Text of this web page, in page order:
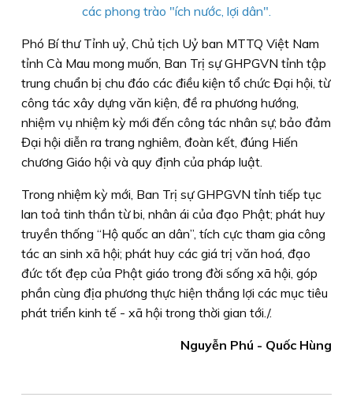
các phong trào "ích nước, lợi dân".
Phó Bí thư Tỉnh uỷ, Chủ tịch Uỷ ban MTTQ Việt Nam
tỉnh Cà Mau mong muốn, Ban Trị sự GHPGVN tỉnh tập
trung chuẩn bị chu đáo các điều kiện tổ chức Đại hội, từ
công tác xây dựng văn kiện, đề ra phương hướng,
nhiệm vụ nhiệm kỳ mới đến công tác nhân sự; bảo đảm
Đại hội diễn ra trang nghiêm, đoàn kết, đúng Hiến
chương Giáo hội và quy định của pháp luật.
Trong nhiệm kỳ mới, Ban Trị sự GHPGVN tỉnh tiếp tục
lan toả tinh thần từ bi, nhân ái của đạo Phật; phát huy
truyền thống “Hộ quốc an dân”, tích cực tham gia công
tác an sinh xã hội; phát huy các giá trị văn hoá, đạo
đức tốt đẹp của Phật giáo trong đời sống xã hội, góp
phần cùng địa phương thực hiện thắng lợi các mục tiêu
phát triển kinh tế - xã hội trong thời gian tới./.
Nguyễn Phú - Quốc Hùng